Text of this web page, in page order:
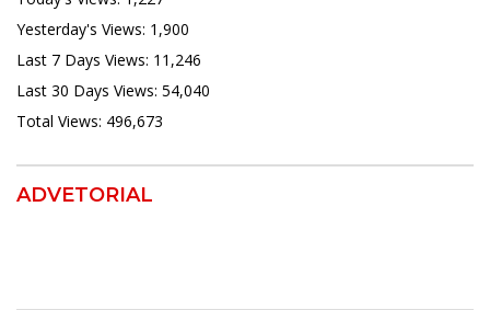
Yesterday's Views: 1,900
Last 7 Days Views: 11,246
Last 30 Days Views: 54,040
Total Views: 496,673
ADVETORIAL